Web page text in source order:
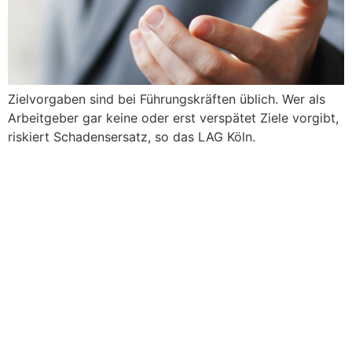
Zielvorgaben sind bei Führungskräften üblich. Wer als
Arbeitgeber gar keine oder erst verspätet Ziele vorgibt,
riskiert Schadensersatz, so das LAG Köln.